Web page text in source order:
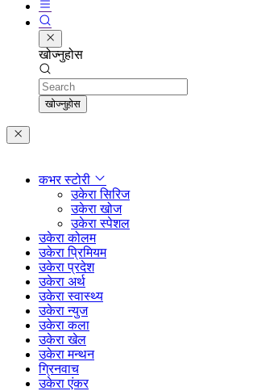
खोज्नुहोस
Search
खोज्नुहोस
कभर स्टोरी
उकेरा सिरिज
उकेरा खोज
उकेरा स्पेशल
उकेरा कोलम
उकेरा प्रिमियम
उकेरा प्रदेश
उकेरा अर्थ
उकेरा स्वास्थ्य
उकेरा न्युज
उकेरा कला
उकेरा खेल
उकेरा मन्थन
ग्रिनवाच
उकेरा एंकर